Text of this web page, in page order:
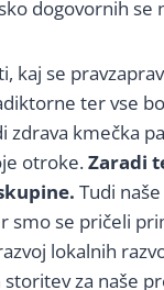
dogovornih se
kaj se
ter vse
zdrava kmečka
otroke.Zaradi
Tudi
smo se pričeli
lokalnih
za naše